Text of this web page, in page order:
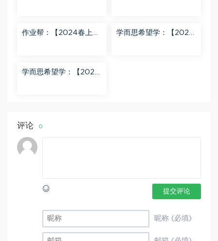
作业帮：【2024春上】
学而思希望学：【2024
学而思希望学：【2023
评论 0
提交评论
昵称 (必填)